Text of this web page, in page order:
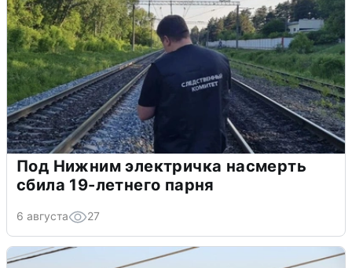
Под Нижним электричка насмерть
сбила 19-летнего парня
6 августа 27